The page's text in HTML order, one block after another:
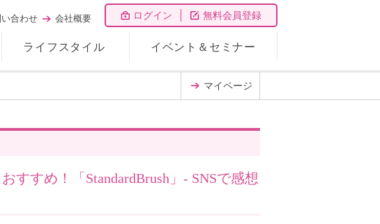
ログイン 無料会員登録
ライフスタイル イベント＆セミナー
い合わせ 会社概要
マイページ
すすめ！「StandardBrush」- SNSで感想